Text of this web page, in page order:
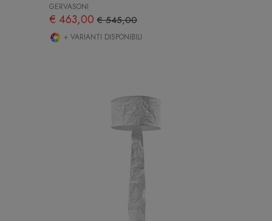
GERVASONI
€ 463,00€ 545,00
+ VARIANTI DISPONIBILI